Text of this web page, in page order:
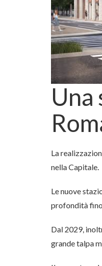
Una
La
nella Capitale.
Le nuove
profondità
Dal 2029,
grande talpa